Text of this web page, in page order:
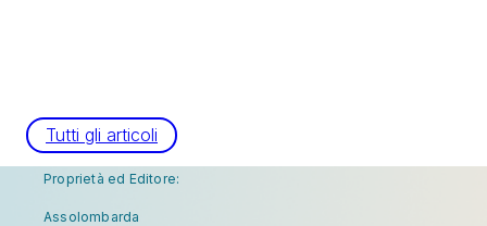
Tutti gli articoli
Proprietà ed Editore:
Assolombarda